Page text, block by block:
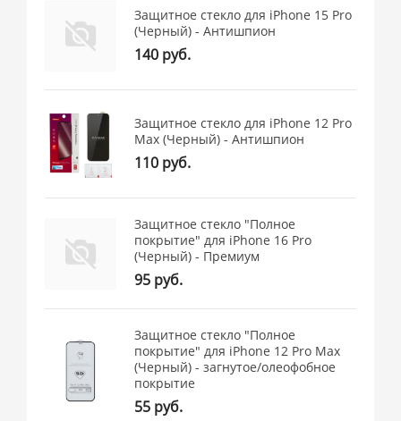
Защитное стекло для iPhone 15 Pro
(Черный) - Антишпион
140 руб.
Защитное стекло для iPhone 12 Pro
Max (Черный) - Антишпион
110 руб.
Защитное стекло "Полное
покрытие" для iPhone 16 Pro
(Черный) - Премиум
95 руб.
Защитное стекло "Полное
покрытие" для iPhone 12 Pro Max
(Черный) - загнутое/олеофобное
покрытие
55 руб.